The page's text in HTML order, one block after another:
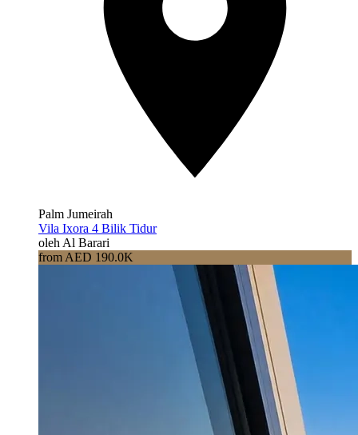
Palm Jumeirah
Vila Ixora 4 Bilik Tidur
oleh Al Barari
from AED 190.0K